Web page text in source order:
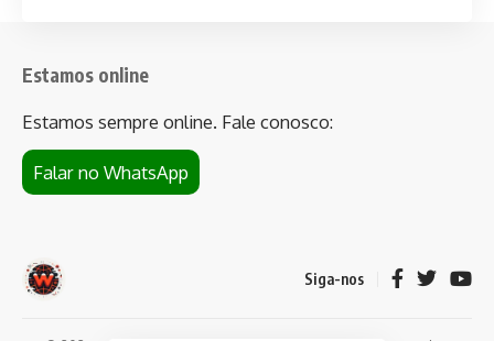
Estamos online
Estamos sempre online. Fale conosco:
Falar no WhatsApp
Siga-nos